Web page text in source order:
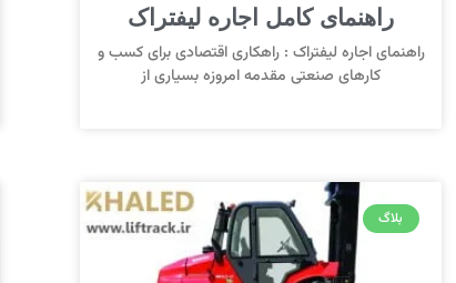
راهنمای کامل اجاره لیفتراک
راهنمای اجاره لیفتراک : راهکاری اقتصادی برای کسب‌ و
کارهای صنعتی مقدمه امروزه بسیاری از
بلاگ